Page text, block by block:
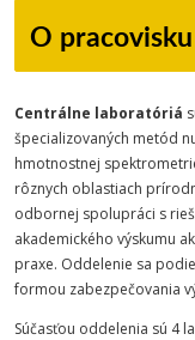
O pracovisku
Centrálne laboratóriá
špecializovaných metód
hmotnostnej
rôznych oblastiach
odbornej spolupráci s
akademického výskumu
praxe. Oddelenie sa
formou zabezpečovania
Súčasťou oddelenia sú 4